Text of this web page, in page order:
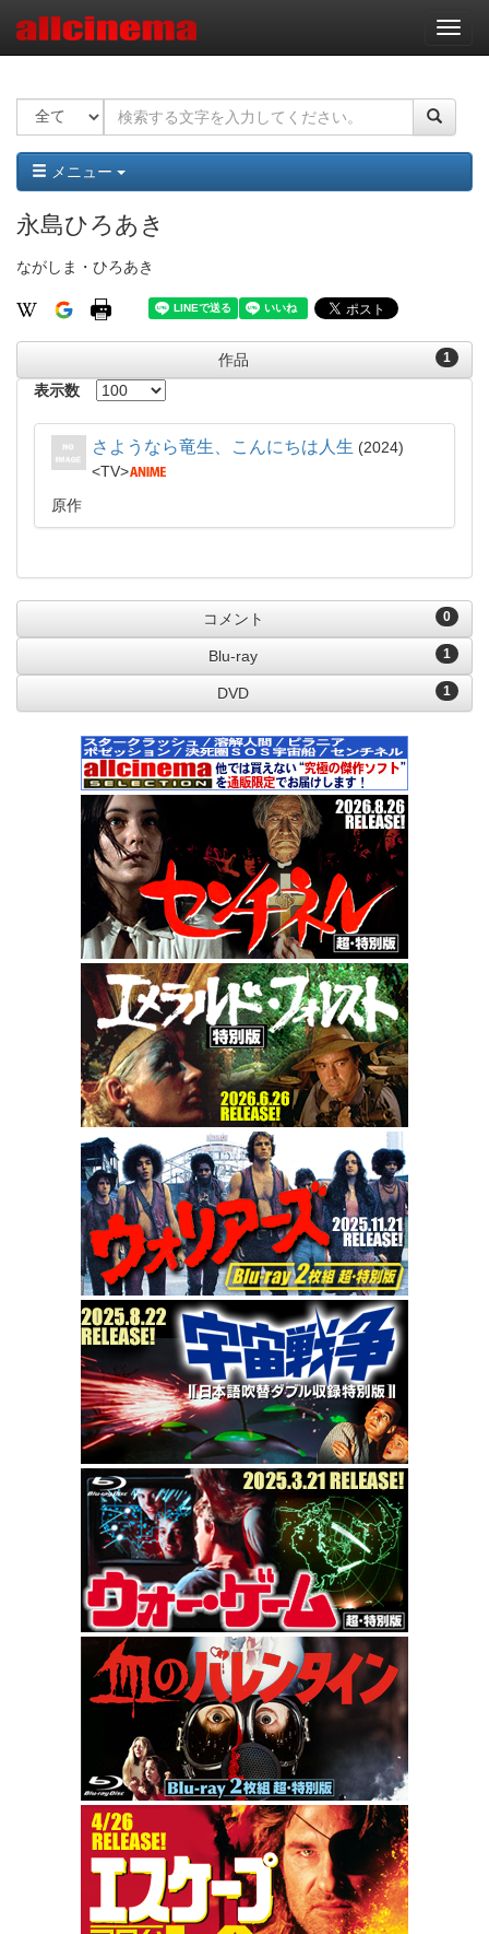
ナ
ビ
ー
ョ
ン
メニュー
永島ひろあき
ながしま・ひろあき
1
作品
表示数
さようなら竜生、こんにちは人生
2024
TV
原作
0
コメント
1
Blu-ray
1
DVD